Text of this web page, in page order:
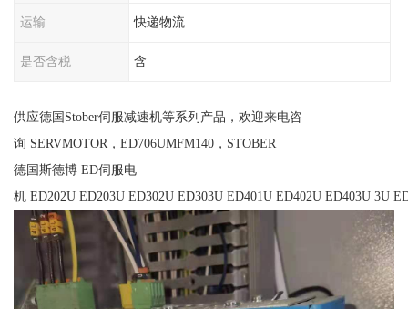
运输 快递物流
是否含税 含
供应德国Stober伺服减速机等系列产品，欢迎来电咨
询 SERVMOTOR，ED706UMFM140，STOBER
德国斯德博 ED伺服电
机 ED202U ED203U ED302U ED303U ED401U ED402U ED403U 3U